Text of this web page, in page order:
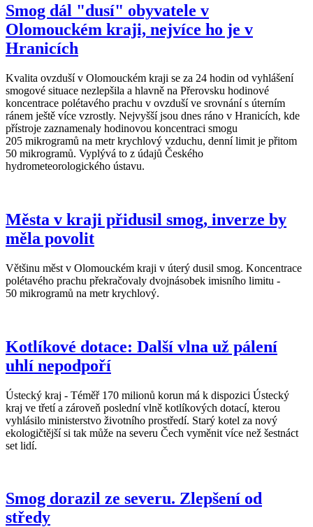
Smog dál "dusí" obyvatele v
Olomouckém kraji, nejvíce ho je v
Hranicích
Kvalita ovzduší v Olomouckém kraji se za 24 hodin od vyhlášení
smogové situace nezlepšila a hlavně na Přerovsku hodinové
koncentrace polétavého prachu v ovzduší ve srovnání s úterním
ránem ještě více vzrostly. Nejvyšší jsou dnes ráno v Hranicích, kde
přístroje zaznamenaly hodinovou koncentraci smogu
205 mikrogramů na metr krychlový vzduchu, denní limit je přitom
50 mikrogramů. Vyplývá to z údajů Českého
hydrometeorologického ústavu.
Města v kraji přidusil smog, inverze by
měla povolit
Většinu měst v Olomouckém kraji v úterý dusil smog. Koncentrace
polétavého prachu překračovaly dvojnásobek imisního limitu -
50 mikrogramů na metr krychlový.
Kotlíkové dotace: Další vlna už pálení
uhlí nepodpoří
Ústecký kraj - Téměř 170 milionů korun má k dispozici Ústecký
kraj ve třetí a zároveň poslední vlně kotlíkových dotací, kterou
vyhlásilo ministerstvo životního prostředí. Starý kotel za nový
ekologičtější si tak může na severu Čech vyměnit více než šestnáct
set lidí.
Smog dorazil ze severu. Zlepšení od
středy